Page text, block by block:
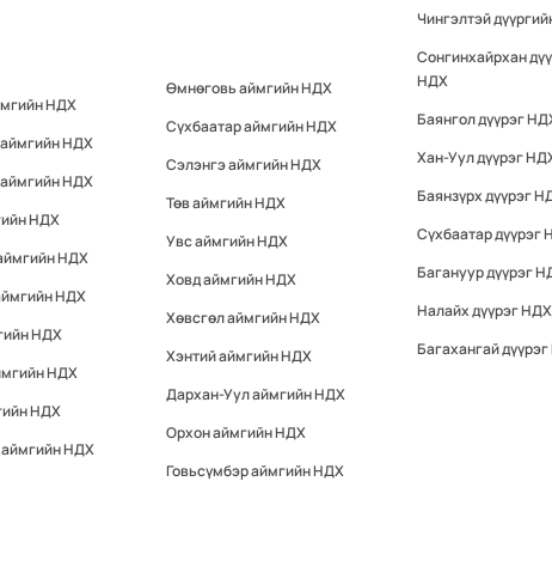
НДХ
НДХ
НДХ
НДХ
НДХ
НДХ
НДХ
НДХ
НДХ
НДХ
Өмнөговь аймгийн НДХ
Сүхбаатар аймгийн НДХ
Сэлэнгэ аймгийн НДХ
Төв аймгийн НДХ
Увс аймгийн НДХ
Ховд аймгийн НДХ
Хөвсгөл аймгийн НДХ
Хэнтий аймгийн НДХ
Дархан-Уул аймгийн НДХ
Орхон аймгийн НДХ
Говьсүмбэр аймгийн НДХ
Чингэлтэй
Сонгинхайрхан
НДХ
Баянгол дүүрэг
Хан-Уул дүүрэг
Баянзүрх дүүрэг
Сүхбаатар дүүрэг
Багануур дүүрэг
Налайх дүүрэг НДХ
Багахангай